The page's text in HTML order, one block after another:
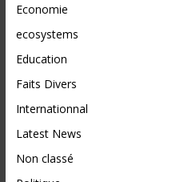
Economie
ecosystems
Education
Faits Divers
Internationnal
Latest News
Non classé